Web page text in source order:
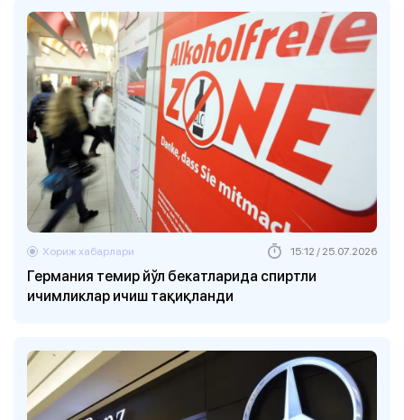
Германия темир йўл бекатларида спиртли
ичимликлар ичиш тақиқланди
Хориж хабарлари 15:12 / 25.07.2026